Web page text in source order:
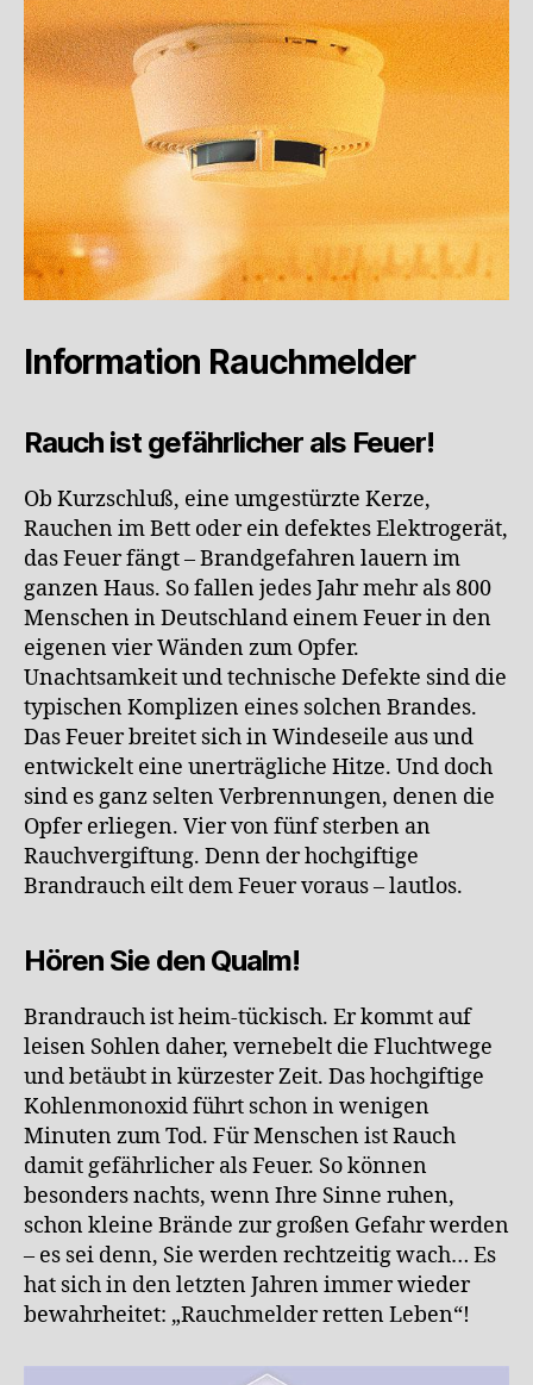
Information Rauchmelder
Rauch ist gefährlicher als Feuer!
Ob Kurzschluß, eine umgestürzte Kerze,
Rauchen im Bett oder ein defektes Elektrogerät,
das Feuer fängt – Brandgefahren lauern im
ganzen Haus. So fallen jedes Jahr mehr als 800
Menschen in Deutschland einem Feuer in den
eigenen vier Wänden zum Opfer.
Unachtsamkeit und technische Defekte sind die
typischen Komplizen eines solchen Brandes.
Das Feuer breitet sich in Windeseile aus und
entwickelt eine unerträgliche Hitze. Und doch
sind es ganz selten Verbrennungen, denen die
Opfer erliegen. Vier von fünf sterben an
Rauchvergiftung. Denn der hochgiftige
Brandrauch eilt dem Feuer voraus – lautlos.
Hören Sie den Qualm!
Brandrauch ist heim-tückisch. Er kommt auf
leisen Sohlen daher, vernebelt die Fluchtwege
und betäubt in kürzester Zeit. Das hochgiftige
Kohlenmonoxid führt schon in wenigen
Minuten zum Tod. Für Menschen ist Rauch
damit gefährlicher als Feuer. So können
besonders nachts, wenn Ihre Sinne ruhen,
schon kleine Brände zur großen Gefahr werden
– es sei denn, Sie werden rechtzeitig wach… Es
hat sich in den letzten Jahren immer wieder
bewahrheitet: „Rauchmelder retten Leben“!